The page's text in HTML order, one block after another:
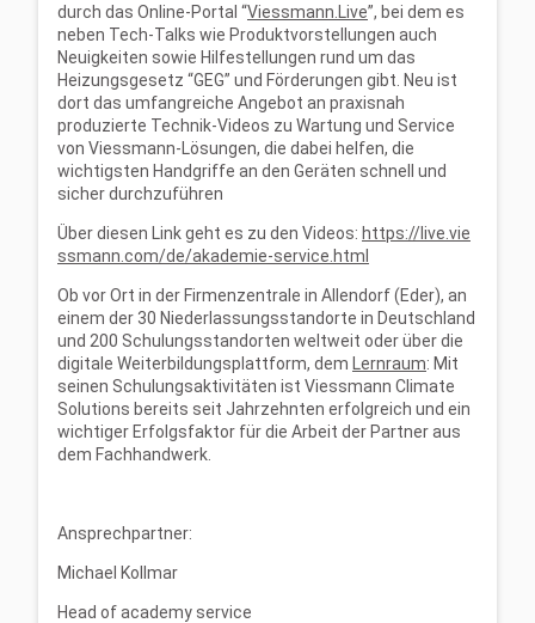
durch das Online-Portal “Viessmann.Live”, bei dem es
neben Tech-Talks wie Produktvorstellungen auch
Neuigkeiten sowie Hilfestellungen rund um das
Heizungsgesetz “GEG” und Förderungen gibt. Neu ist
dort das umfangreiche Angebot an praxisnah
produzierte Technik-Videos zu Wartung und Service
von Viessmann-Lösungen, die dabei helfen, die
wichtigsten Handgriffe an den Geräten schnell und
sicher durchzuführen
Über diesen Link geht es zu den Videos: https://live.vie
ssmann.com/de/akademie-service.html
Ob vor Ort in der Firmenzentrale in Allendorf (Eder), an
einem der 30 Niederlassungsstandorte in Deutschland
und 200 Schulungsstandorten weltweit oder über die
digitale Weiterbildungsplattform, dem Lernraum: Mit
seinen Schulungsaktivitäten ist Viessmann Climate
Solutions bereits seit Jahrzehnten erfolgreich und ein
wichtiger Erfolgsfaktor für die Arbeit der Partner aus
dem Fachhandwerk.
Ansprechpartner:
Michael Kollmar
Head of academy service